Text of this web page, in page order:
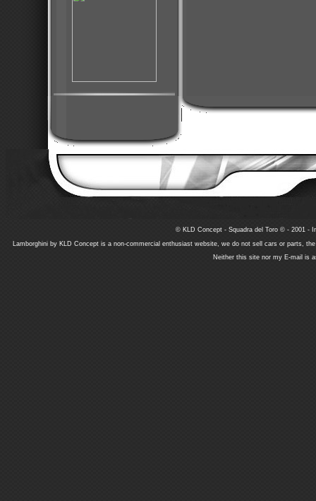
© KLD Concept - Squadra del Toro © - 2001 -
Lamborghini by KLD Concept is a non-commercial enthusiast website, we do not sell cars or parts,
Neither this site nor my E-mail is